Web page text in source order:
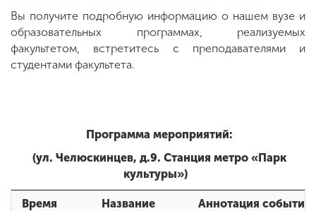
Вы получите подробную информацию о нашем вузе и
образовательных программах, реализуемых
факультетом, встретитесь с преподавателями и
студентами факультета.
Программа мероприятий:
(ул. Челюскинцев, д.9. Станция метро «Парк
культуры»)
Время
Название
Аннотация события